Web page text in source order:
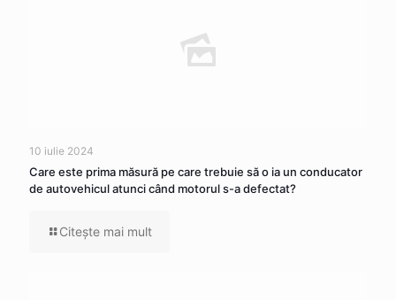
10 iulie 2024
Care este prima măsură pe care trebuie să o ia un conducator
de autovehicul atunci când motorul s-a defectat?
Citeşte mai mult